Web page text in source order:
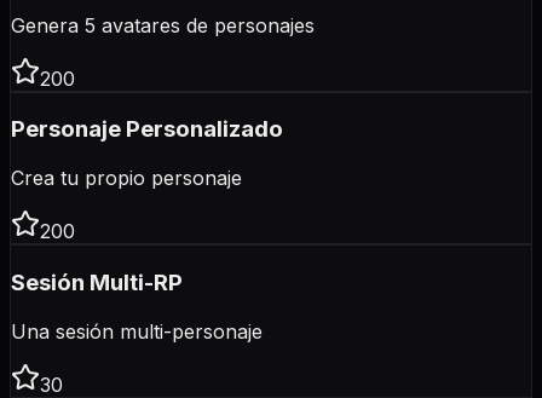
Genera 5 avatares de personajes
200
Personaje Personalizado
Crea tu propio personaje
200
Sesión Multi-RP
Una sesión multi-personaje
30